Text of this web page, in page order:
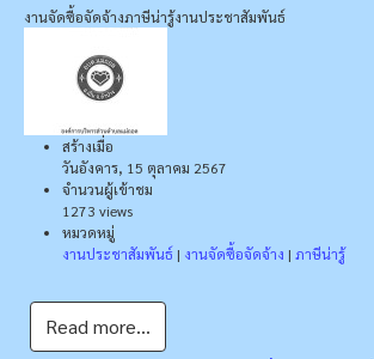
งานจัดซื้อจัดจ้างภาษีน่ารู้งานประชาสัมพันธ์
สร้างเมื่อ
วันอังคาร, 15 ตุลาคม 2567
จำนวนผู้เข้าชม
1273 views
หมวดหมู่
งานประชาสัมพันธ์ | งานจัดซื้อจัดจ้าง | ภาษีน่ารู้
Read more...